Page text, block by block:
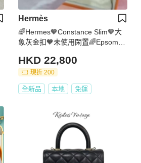
Hermès
🌈Hermes🧡Constance Slim🧡大
象灰金扣🧡未使用閑置🌈Epsom皮
Constance🌟hermeswallet🌟愛馬
仕🌟
HKD 22,800
現折 200
全新品 本地 免運